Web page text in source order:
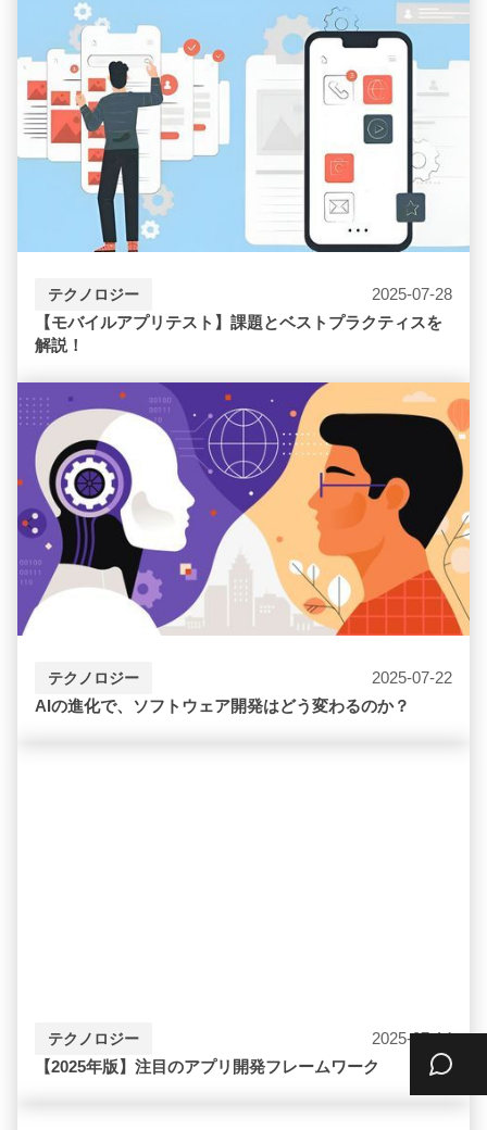
テクノロジー
2025-07-28
【モバイルアプリテスト】課題とベストプラクティスを
解説！
テクノロジー
2025-07-22
AIの進化で、ソフトウェア開発はどう変わるのか？
テクノロジー
2025-07-14
【2025年版】注目のアプリ開発フレームワーク